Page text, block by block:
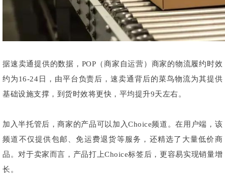
据速卖通提供的数据，POP（商家自运营）商家的物流履约时效
约为16-24日，由平台负责后，速卖通背后的菜鸟物流为其提供
基础设施支撑，到货时效将更快，平均提升9天左右。
加入半托管后，商家的产品可以加入Choice频道。在用户端，该
频道不仅提供包邮、免运费退货等服务，还精选了大量低价商
品。对于卖家而言，产品打上Choice标签后，更容易实现销量增
长。